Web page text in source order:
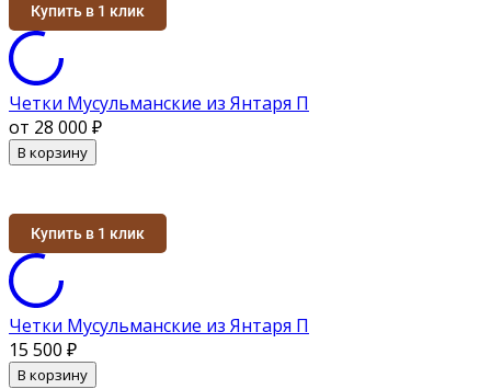
Купить в 1 клик
Четки Мусульманские из Янтаря П
от 28 000 ₽
В корзину
Купить в 1 клик
Четки Мусульманские из Янтаря П
15 500 ₽
В корзину